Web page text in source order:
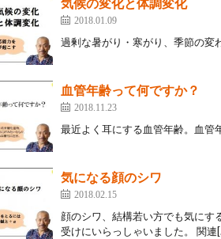
気候の変化と体調変化
2018.01.09
過剰な暑がり・寒がり、季節の変
血管年齢って何ですか？
2018.11.23
最近よく耳にする血管年齢。血管
気になる顔のシワ
2018.02.15
顔のシワ、結構若い方でも気にす
受けにいらっしゃいました。 関連